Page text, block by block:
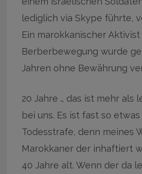
lediglich via Skype führte,
Ein marokkanischer
Berberbewegung wurde
Jahren ohne Bewährung
20 Jahre … das ist mehr als
bei uns. Es ist fast so
Todesstrafe, denn meines
Marokkaner der inhaftiert
40 Jahre alt. Wenn der da